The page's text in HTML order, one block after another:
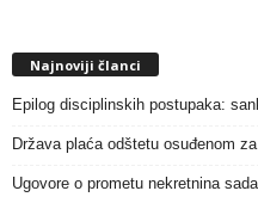
Najnoviji članci
Epilog disciplinskih postupaka:
Država plaća odštetu osuđenom
Ugovore o prometu nekretnina